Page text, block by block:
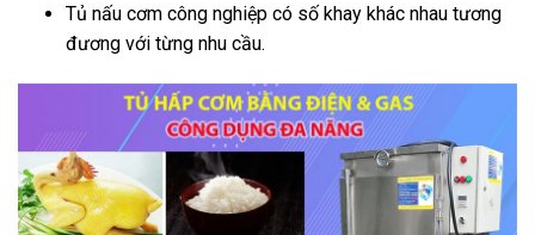
Tủ nấu cơm công nghiệp có số khay khác nhau tương
đương với từng nhu cầu.